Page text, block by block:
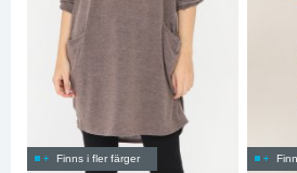
Finns i fler färger